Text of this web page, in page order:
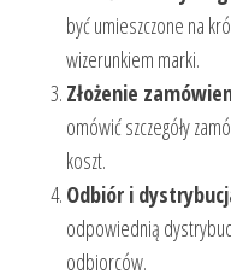
być umieszczone na
wizerunkiem marki.
Złożenie
omówić szczegóły
koszt.
Odbiór i
odpowiednią
odbiorców.